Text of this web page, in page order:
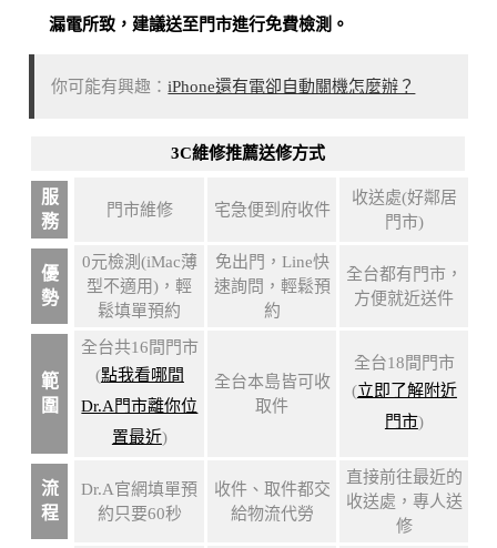
漏電所致 ，建議送至門市進行免費檢測。
你可能有興趣：iPhone還有電卻自動關機怎麼辦？
3C維修推薦送修方式
服
務
門市維修 宅急便到府收件
收送處(好鄰居
門市)
優
勢
0元檢測(iMac薄
型不適用)，輕
鬆填單預約
免出門，Line快
速詢問，輕鬆預
約
全台都有門市，
方便就近送件
範
圍
全台共16間門市
(點我看哪間
Dr.A門市離你位
置最近)
全台本島皆可收
取件
全台18間門市
(立即了解附近
門市)
流
程
Dr.A官網填單預
約只要60秒
收件、取件都交
給物流代勞
直接前往最近的
收送處，專人送
修